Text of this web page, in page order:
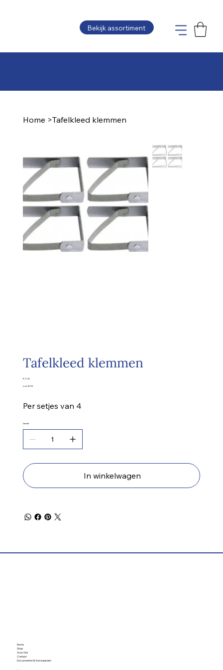
Bekijk assortiment
Home >Tafelkleed klemmen
Tafelkleed klemmen
Prijs
€ 0,40
excl. BTW
Per setjes van 4
Aantal
In winkelwagen
Home
Shop
Over Ons
Contact
Documenten & Voorwaarden